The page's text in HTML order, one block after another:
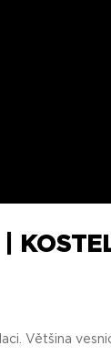
Většina